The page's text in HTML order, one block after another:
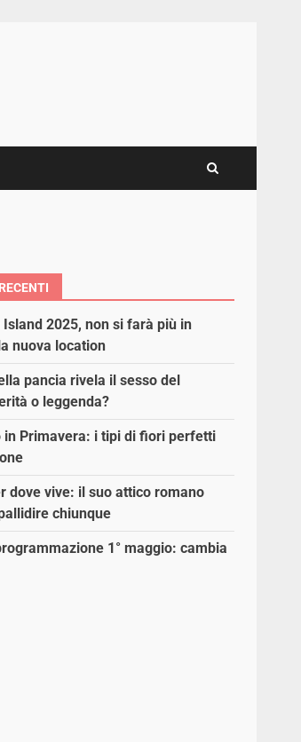
2025, non si farà più in
nuova location
pancia rivela il sesso del
o leggenda?
in Primavera: i tipi di fiori perfetti
dove vive: il suo attico romano
chiunque
1° maggio: cambia